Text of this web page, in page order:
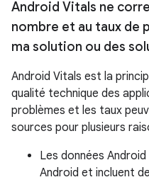
Android Vitals ne
nombre et au taux de
ma solution ou des
Android Vitals est la
qualité technique des
problèmes et les taux
sources pour plusieurs
Les données
Android et incluent